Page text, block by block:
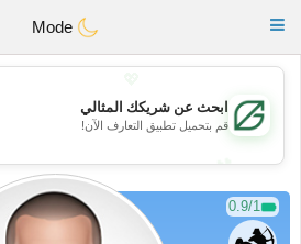
GulfDating
Toggle
💕
💕
ابحث عن شريكك المثالي
قم بتحميل تطبيق التعارف الآن!
0.9/1